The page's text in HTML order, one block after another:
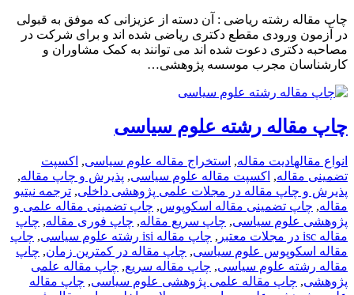
چاپ مقاله رشته ریاضی : آن دسته از عزیزانی که موفق به قبولی
در آزمون ورودی مقطع دکتری ریاضی شده اند و برای شرکت در
مصاحبه دکتری دعوت شده اند می توانند به کمک مشاوران و
کارشناسان مجرب موسسه پژوهشی…
چاپ مقاله رشته علوم سیاسی
انواع مقالهادیت مقاله, استخراج مقاله علوم سیاسی, اکسپت
تضمینی مقاله, اکسپت مقاله علوم سیاسی, پذیرش و چاپ مقاله,
پذیرش و چاپ مقاله در مجلات علمی پژوهشی داخلی, ترجمه نیتیو
مقاله, چاپ تضمینی مقاله اسکوپوس, چاپ تضمینی مقاله علمی و
پژوهشی علوم سیاسی, چاپ سریع مقاله, چاپ فوری مقاله, چاپ
مقاله isc در مجلات معتبر
, چاپ مقاله isi رشته علوم سیاسی , چاپ
مقاله اسکوپوس علوم سیاسی, چاپ مقاله در کمترین زمان, چاپ
مقاله رشته علوم سیاسی, چاپ مقاله سریع, چاپ مقاله علمی
پژوهشی, چاپ مقاله علمی پژوهشی علوم سیاسی, چاپ مقاله